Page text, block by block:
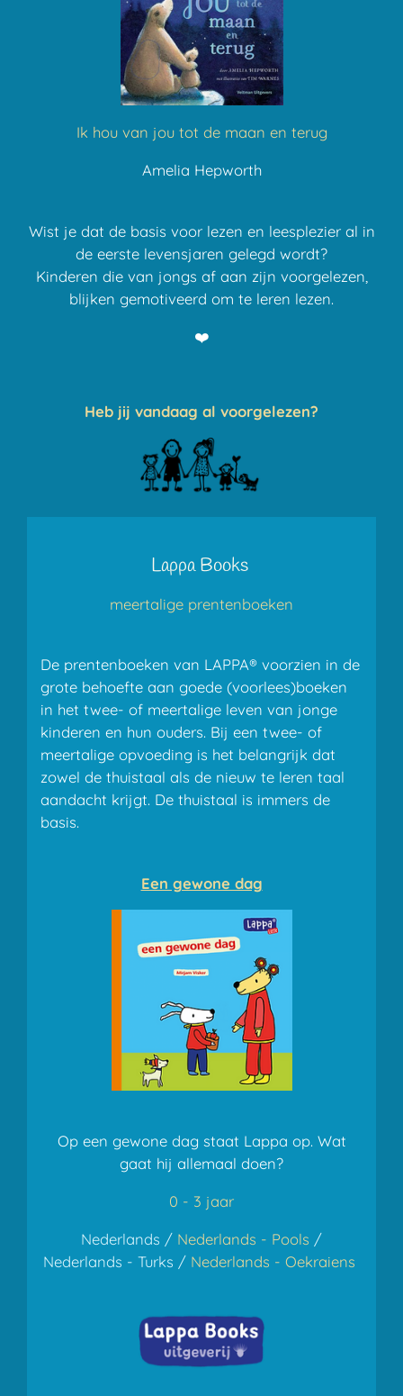
Ik hou van jou tot de maan en terug
Amelia Hepworth
Wist je dat de basis voor lezen en leesplezier al in
de eerste levensjaren gelegd wordt?
Kinderen die van jongs af aan zijn voorgelezen,
blijken gemotiveerd om te leren lezen.
❤️
Heb jij vandaag al voorgelezen?
Lappa Books
meertalige prentenboeken
De prentenboeken van LAPPA® voorzien in de
grote behoefte aan goede (voorlees)boeken
in het twee- of meertalige leven van jonge
kinderen en hun ouders. Bij een twee- of
meertalige opvoeding is het belangrijk dat
zowel de thuistaal als de nieuw te leren taal
aandacht krijgt. De thuistaal is immers de
basis.
Een gewone dag
Op een gewone dag staat Lappa op. Wat
gaat hij allemaal doen?
0 - 3 jaar
Nederlands / Nederlands - Pools /
Nederlands - Turks / Nederlands - Oekraiens